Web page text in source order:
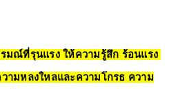
มณ์ที่รุนแรง ให้ความรู้สึก ร้อนแรง
ามหลงใหลและความโกรธ ความ